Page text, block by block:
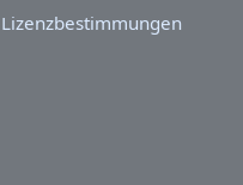
Lizenzbestimmungen